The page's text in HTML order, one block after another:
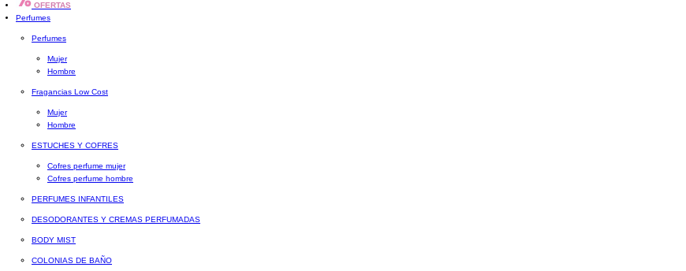
OFERTAS
Perfumes
Perfumes
Mujer
Hombre
Fragancias Low Cost
Mujer
Hombre
ESTUCHES Y COFRES
Cofres perfume mujer
Cofres perfume hombre
PERFUMES INFANTILES
DESODORANTES Y CREMAS PERFUMADAS
BODY MIST
COLONIAS DE BAÑO